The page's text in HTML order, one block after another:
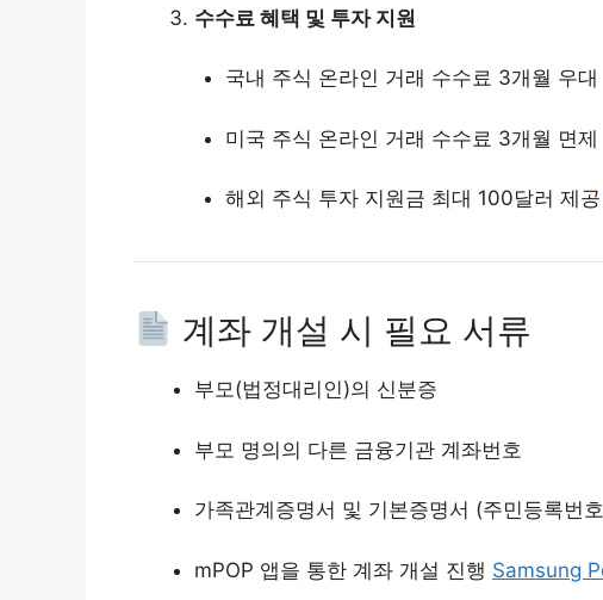
수수료 혜택 및 투자 지원
국내 주식 온라인 거래 수수료 3개월 우대
미국 주식 온라인 거래 수수료 3개월 면제
해외 주식 투자 지원금 최대 100달러 제공
계좌 개설 시 필요 서류
부모(법정대리인)의 신분증
부모 명의의 다른 금융기관 계좌번호
가족관계증명서 및 기본증명서 (주민등록번
mPOP 앱을 통한 계좌 개설 진행 Samsung